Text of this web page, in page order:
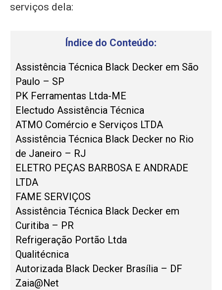
serviços dela:
Índice do Conteúdo:
Assistência Técnica Black Decker em São
Paulo – SP
PK Ferramentas Ltda-ME
Electudo Assistência Técnica
ATMO Comércio e Serviços LTDA
Assistência Técnica Black Decker no Rio
de Janeiro – RJ
ELETRO PEÇAS BARBOSA E ANDRADE
LTDA
FAME SERVIÇOS
Assistência Técnica Black Decker em
Curitiba – PR
Refrigeração Portão Ltda
Qualitécnica
Autorizada Black Decker Brasília – DF
Zaia@Net